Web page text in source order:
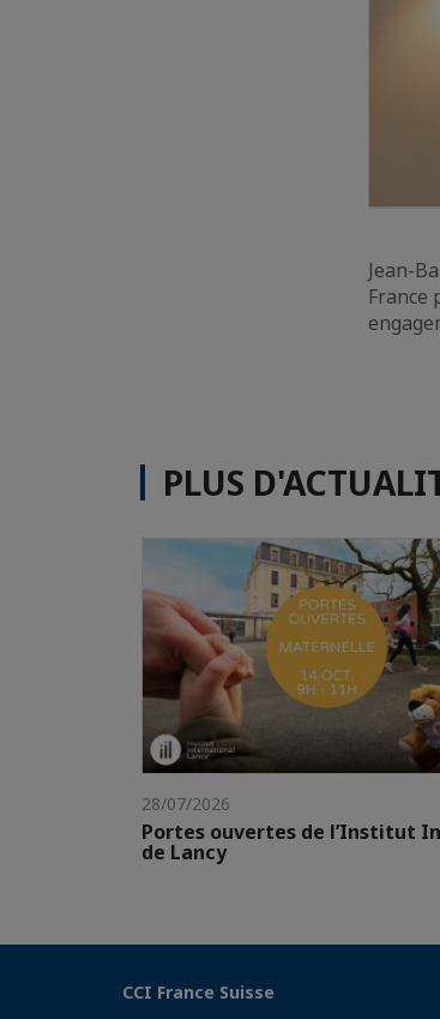
Jean-
France
PLUS
28/07/2026
Portes ouvertes de l’Institut
de Lancy
CCI France Suisse